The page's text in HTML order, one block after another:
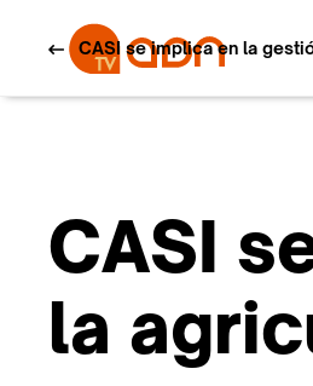
CASI se implica en la
CASI
la